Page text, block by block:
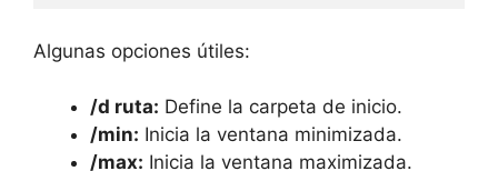
Algunas opciones útiles:
/d ruta: Define la carpeta de inicio.
/min: Inicia la ventana minimizada.
/max: Inicia la ventana maximizada.